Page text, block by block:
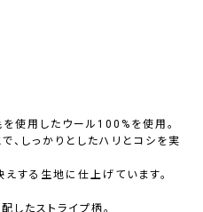
使用したウール100%を使用。
、しっかりとしたハリとコシを実
えする生地に仕上げています。
したストライプ柄。